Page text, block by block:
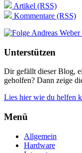
Artikel (RSS)
Kommentare (RSS)
Unterstützen
Dir gefällt dieser Blog,
geholfen? Dann zeige
Lies hier wie du helfen
Menü
Allgemein
Hardware